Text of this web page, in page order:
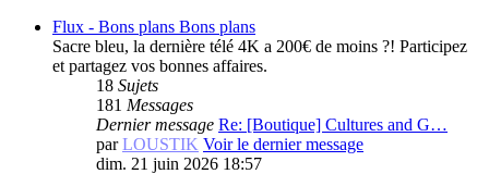
Flux - Bons plans Bons plans
Sacre bleu, la dernière télé 4K a 200€ de moins ?! Participez
et partagez vos bonnes affaires.
18 Sujets
181 Messages
Dernier message Re: [Boutique] Cultures and G…
parLOUSTIK Voir le dernier message
dim. 21 juin 2026 18:57